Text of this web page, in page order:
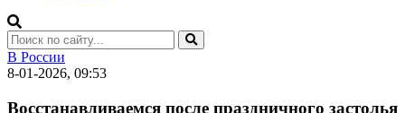
В России
8-01-2026, 09:53
Восстанавливаемся после праздничного застолья